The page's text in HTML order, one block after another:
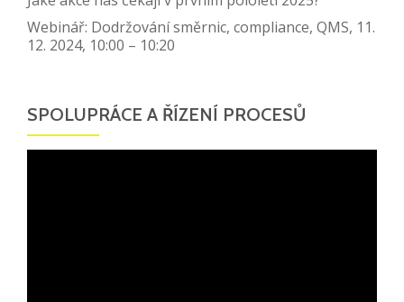
Webinář: Dodržování směrnic, compliance, QMS, 11.
12. 2024, 10:00 – 10:20
SPOLUPRÁCE A ŘÍZENÍ PROCESŮ